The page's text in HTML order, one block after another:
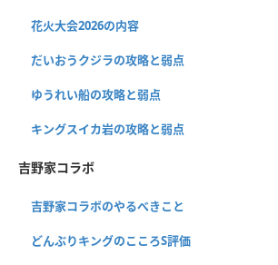
花火大会2026の内容
だいおうクジラの攻略と弱点
ゆうれい船の攻略と弱点
キングスイカ岩の攻略と弱点
吉野家コラボ
吉野家コラボのやるべきこと
どんぶりキングのこころS評価